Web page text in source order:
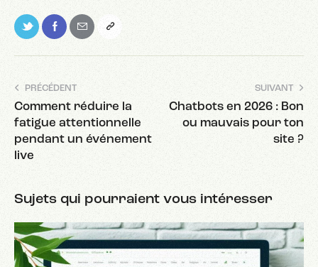
PRÉCÉDENT
Comment réduire la
fatigue attentionnelle
pendant un événement
live
SUIVANT
Chatbots en 2026 : Bon
ou mauvais pour ton
site ?
Sujets qui pourraient vous intéresser